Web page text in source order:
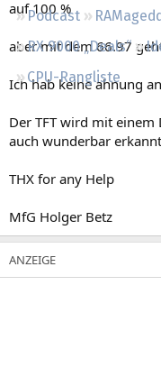
Podcast
RX 9000 „Deals“
CPU-Rangliste
auf 100 %
aber mit dem 66.97
Ich hab keine ahnung
Der TFT wird mit
auch wunderbar
THX for any Help
MfG Holger Betz